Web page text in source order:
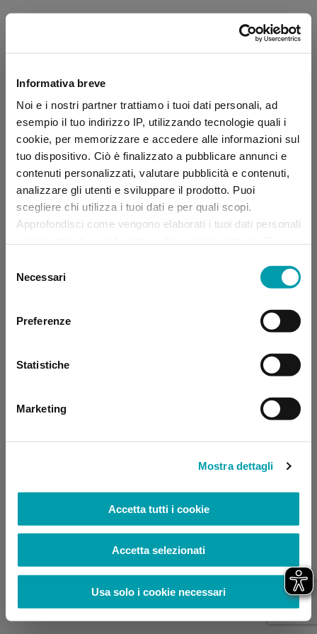
Informativa breve
Noi e i nostri partner trattiamo i tuoi dati personali, ad
esempio il tuo indirizzo IP, utilizzando tecnologie quali i
cookie, per memorizzare e accedere alle informazioni sul
tuo dispositivo. Ciò è finalizzato a pubblicare annunci e
contenuti personalizzati, valutare pubblicità e contenuti,
analizzare gli utenti e sviluppare il prodotto. Puoi
scegliere chi utilizza i tuoi dati e per quali scopi.
Approfondisci come vengono elaborati i tuoi dati personali
momento dalla Dichiarazione sui “
delNecessari
Preferenze
Statistiche
Marketing
Mostra dettagli
Accetta tutti i cookie
Accetta selezionati
Usa solo i cookie necessari
Application error: a client-side exception has occurred (see the
browser console for more information)